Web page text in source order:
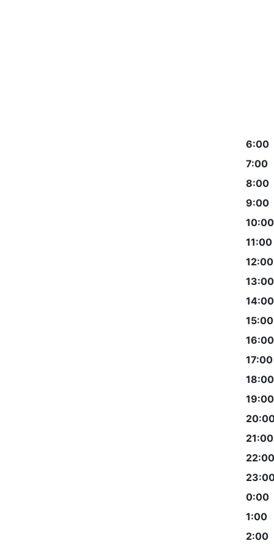
6:00
7:00
8:00
9:00
10:00
11:00
12:00
13:00
14:00
15:00
16:00
17:00
18:00
19:00
21:00
22:00
0:00
1:00
2:00